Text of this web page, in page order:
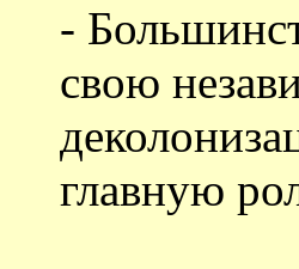
-
свою
главную